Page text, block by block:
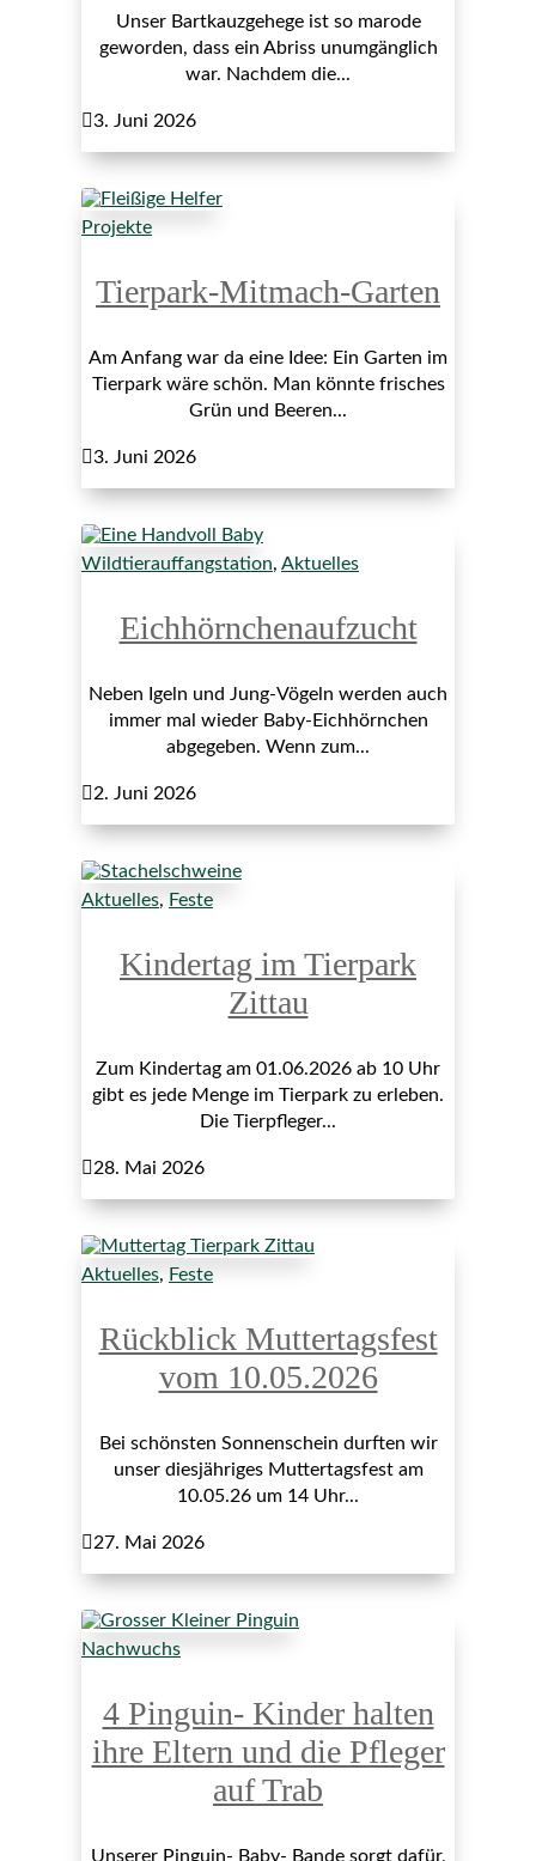
Unser Bartkauzgehege ist so marode
geworden, dass ein Abriss unumgänglich
war. Nachdem die...
3. Juni 2026
Projekte
Tierpark-Mitmach-Garten
Am Anfang war da eine Idee: Ein Garten im
Tierpark wäre schön. Man könnte frisches
Grün und Beeren...
3. Juni 2026
Wildtierauffangstation, Aktuelles
Eichhörnchenaufzucht
Neben Igeln und Jung-Vögeln werden auch
immer mal wieder Baby-Eichhörnchen
abgegeben. Wenn zum...
2. Juni 2026
Aktuelles, Feste
Kindertag im Tierpark
Zittau
Zum Kindertag am 01.06.2026 ab 10 Uhr
gibt es jede Menge im Tierpark zu erleben.
Die Tierpfleger...
28. Mai 2026
Aktuelles, Feste
Rückblick Muttertagsfest
vom 10.05.2026
Bei schönsten Sonnenschein durften wir
unser diesjähriges Muttertagsfest am
10.05.26 um 14 Uhr...
27. Mai 2026
Nachwuchs
4 Pinguin- Kinder halten
ihre Eltern und die Pfleger
auf Trab
Unserer Pinguin- Baby- Bande sorgt dafür,